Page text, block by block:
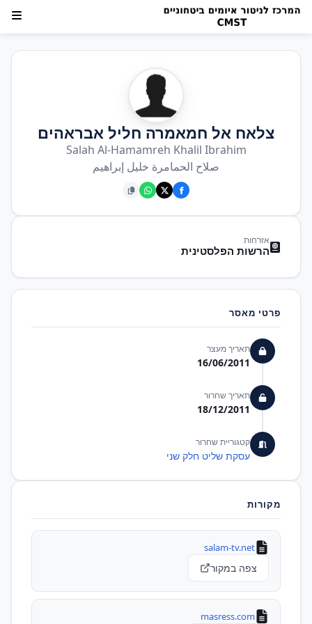
צלאח אל חמאמרה חליל אבראהים
Salah Al-Hamamreh Khalil Ibrahim
صلاح الحمامرة خليل إبراهيم
אזרחות
הרשות הפלסטינית
פרטי מאסר
תאריך מעצר
16/06/2011
תאריך שחרור
18/12/2011
קטגוריית שחרור
עסקת שליט חלק שני
מקורות
salam-tv.net
צפה במקור
masress.com